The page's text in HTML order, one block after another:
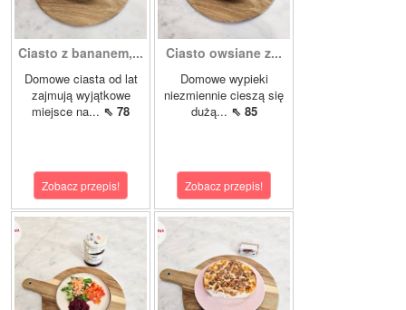
Ciasto z bananem,...
Domowe ciasta od lat
zajmują wyjątkowe
miejsce na... ⇖ 78
Zobacz przepis!
Ciasto owsiane z...
Domowe wypieki
niezmiennie cieszą się
dużą... ⇖ 85
Zobacz przepis!